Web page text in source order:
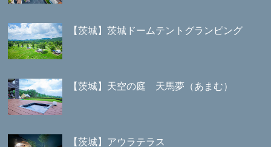
【茨城】茨城ドームテントグランピング
【茨城】天空の庭 天馬夢（あまむ）
【茨城】アウラテラス